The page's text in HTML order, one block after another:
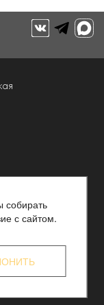
собирать
с сайтом.